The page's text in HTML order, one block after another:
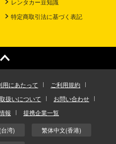
レンタカー豆知識
特定商取引法に基づく表記
用にあたって
ご利用規約
扱いについて
お問い合わせ
報 提携企業一覧
湾) 繁体中文(香港)